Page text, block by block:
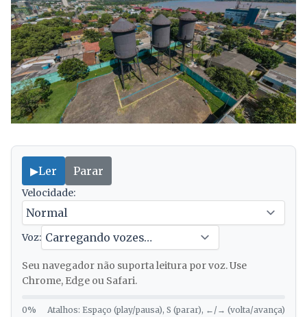
▶Ler Parar
Velocidade:
Voz:
Seu navegador não suporta leitura por voz. Use
Chrome, Edge ou Safari.
0% Atalhos: Espaço (play/pausa), S (parar), ←/→ (volta/avança)